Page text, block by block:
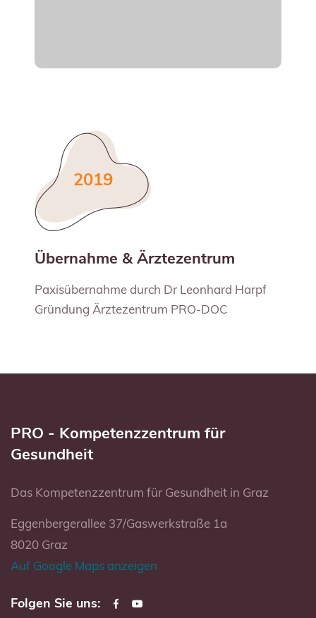
2019
Übernahme & Ärztezentrum
Paxisübernahme durch Dr Leonhard Harpf
Gründung Ärztezentrum PRO-DOC
PRO - Kompetenzzentrum für
Gesundheit
Das Kompetenzzentrum für Gesundheit in Graz
Eggenbergerallee 37/Gaswerkstraße 1a
8020 Graz
Auf Google Maps anzeigen
Folgen Sie uns: